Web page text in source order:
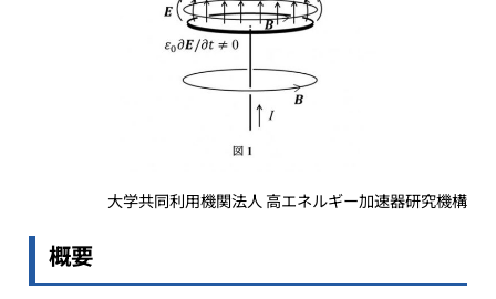
大学共同利用機関法人 高エネルギー加速器研究機構
概要